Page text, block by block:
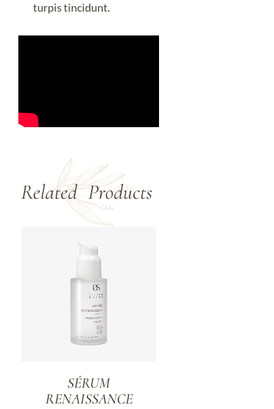
turpis tincidunt.
Related Products
SÉRUM
RENAISSANCE